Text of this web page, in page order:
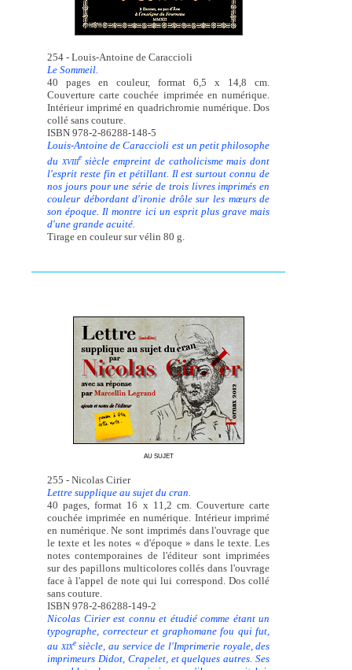
254 - Louis-Antoine de Caraccioli
Le Sommeil.
40 pages en couleur, format 6,5 x 14,8 cm.
Couverture carte couchée imprimée en numérique.
Intérieur imprimé en quadrichromie numérique. Dos
collé sans couture.
ISBN 978-2-86288-148-5
Louis-Antoine de Caraccioli est un petit philosophe
du
XVIIIesiècle empreint de catholicisme mais dont
l'esprit reste fin et pétillant. Il est surtout connu de
nos jours pour une série de trois livres imprimés en
couleur débordant d'ironie drôle sur les mœurs de
son époque. Il montre ici un esprit plus grave mais
d'une grande acuité.
Tirage en couleur sur vélin 80 g.
AU SUJET
255 - Nicolas Cirier
Lettre supplique au sujet du cran.
40 pages, format 16 x 11,2 cm. Couverture carte
couchée imprimée en numérique. Intérieur imprimé
en numérique. Ne sont imprimés dans l'ouvrage que
le texte et les notes « d'époque » dans le texte. Les
notes contemporaines de l'éditeur sont imprimées
sur des papillons multicolores collés dans l'ouvrage
face à l'appel de note qui lui correspond. Dos collé
sans couture.
ISBN 978-2-86288-149-2
Nicolas Cirier est connu et étudié comme étant un
typographe, correcteur et graphomane fou qui fut,
auXIXesiècle, au service de l'Imprimerie royale, des
imprimeurs Didot, Crapelet, et quelques autres. Ses